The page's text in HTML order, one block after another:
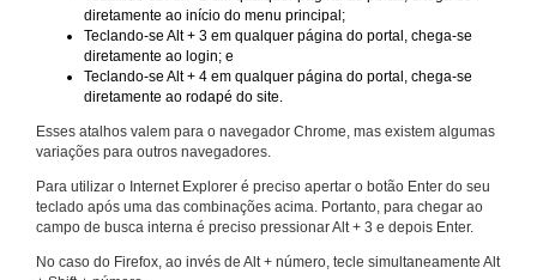
diretamente ao início do menu principal;
Teclando-se Alt + 3 em qualquer página do portal, chega-se
diretamente ao login; e
Teclando-se Alt + 4 em qualquer página do portal, chega-se
diretamente ao rodapé do site.
Esses atalhos valem para o navegador Chrome, mas existem algumas
variações para outros navegadores.
Para utilizar o Internet Explorer é preciso apertar o botão Enter do seu
teclado após uma das combinações acima. Portanto, para chegar ao
campo de busca interna é preciso pressionar Alt + 3 e depois Enter.
No caso do Firefox, ao invés de Alt + número, tecle simultaneamente Alt